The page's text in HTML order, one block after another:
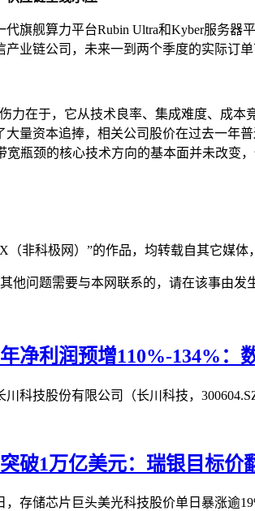
旗舰算力平台Rubin Ultra和Kyber服务
业链公司，未来一到两个季度的实际订
伤力在于，它从技术良率、集成难度、成
大量资本追捧，相关公司股价在过去一年
宽瓶颈的核心技术方向的基本面并未改变
（非科极网）”的作品，均转载自其它媒
他问题需要与本网联系的，请在该事由发
净利润预增110%-134%：
川科技股份有限公司（长川科技，
破1万亿美元：瑞银目标
，存储芯片巨头美光科技股价单日暴涨逾